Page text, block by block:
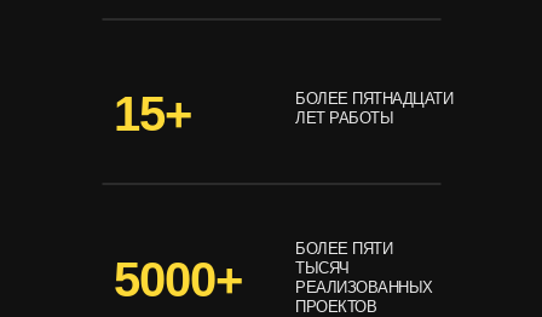
15+
5000+
БОЛЕЕ ПЯТНАДЦАТИ
ЛЕТ РАБОТЫ
БОЛЕЕ ПЯТИ
ТЫСЯЧ
РЕАЛИЗОВАННЫХ
ПРОЕКТОВ